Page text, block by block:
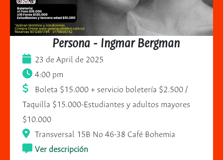
Persona - Ingmar Bergman
23 de April de 2025
4:00 pm
Boleta $15.000 + servicio boletería $2.500 /
Taquilla $15.000-Estudiantes y adultos mayores
$10.000
Transversal 15B No 46-38 Café Bohemia
Ver descripción